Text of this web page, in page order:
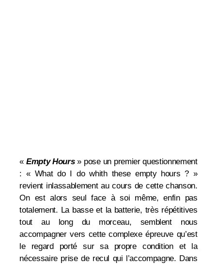
« Empty Hours » pose un premier questionnement
: « What do I do whith these empty hours ? »
revient inlassablement au cours de cette chanson.
On est alors seul face à soi même, enfin pas
totalement. La basse et la batterie, très répétitives
tout au long du morceau, semblent nous
accompagner vers cette complexe épreuve qu’est
le regard porté sur sa propre condition et la
nécessaire prise de recul qui l’accompagne. Dans